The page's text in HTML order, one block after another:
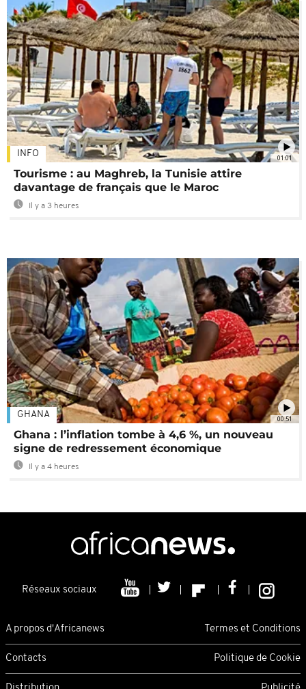
01:01
INFO
Tourisme : au Maghreb, la Tunisie attire
davantage de français que le Maroc
Il y a 3 heures
00:51
GHANA
Ghana : l’inflation tombe à 4,6 %, un nouveau
signe de redressement économique
Il y a 4 heures
Réseaux sociaux
A propos d'Africanews Termes et Conditions
Contacts Politique de Cookie